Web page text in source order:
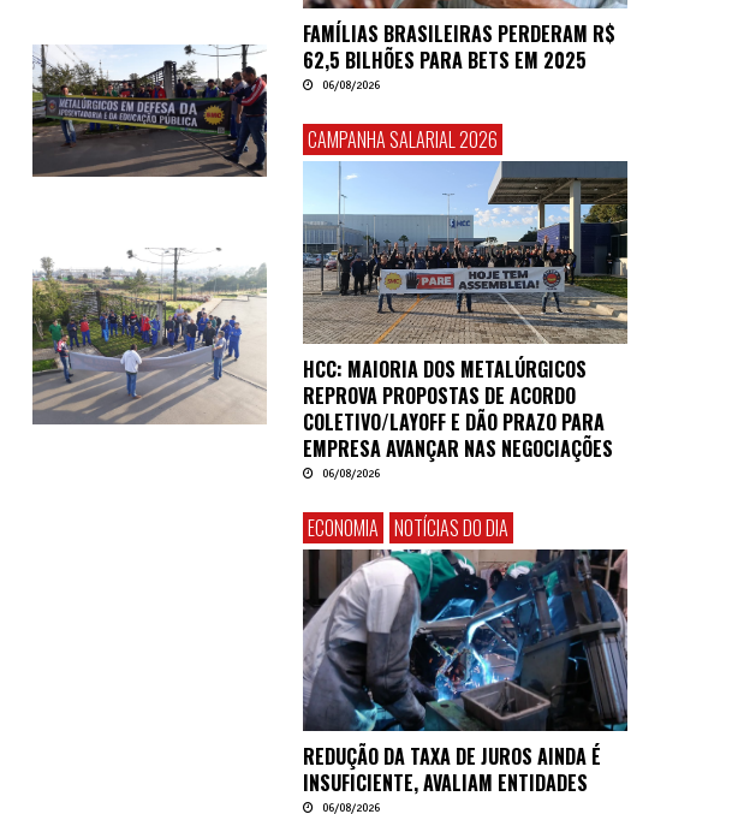
FAMÍLIAS BRASILEIRAS PERDERAM R$
62,5 BILHÕES PARA BETS EM 2025
06/08/2026
CAMPANHA SALARIAL 2026
HCC: MAIORIA DOS METALÚRGICOS
REPROVA PROPOSTAS DE ACORDO
COLETIVO/LAYOFF E DÃO PRAZO PARA
EMPRESA AVANÇAR NAS NEGOCIAÇÕES
06/08/2026
ECONOMIA NOTÍCIAS DO DIA
REDUÇÃO DA TAXA DE JUROS AINDA É
INSUFICIENTE, AVALIAM ENTIDADES
06/08/2026